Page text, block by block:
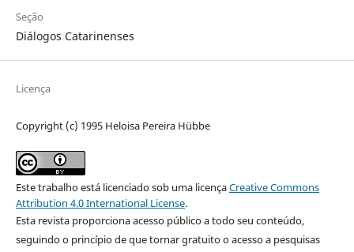
Seção
Diálogos Catarinenses
Licença
Copyright (c) 1995 Heloisa Pereira Hübbe
Este trabalho está licenciado sob uma licençaCreative Commons
Attribution 4.0 International License.
Esta revista proporciona acesso público a todo seu conteúdo,
seguindo o princípio de que tornar gratuito o acesso a pesquisas